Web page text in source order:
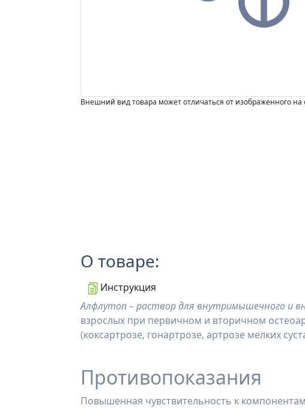
Внешний вид товара может отличаться от изображенного на
О товаре:
Инструкция
Алфлутоп– раствор для внутримышечного и
взрослых при первичном и вторичном
(коксартрозе, гонартрозе, артрозе мелких
Противопоказания
Повышенная чувствительность к